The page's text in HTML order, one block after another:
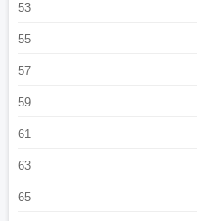
53
55
57
59
61
63
65